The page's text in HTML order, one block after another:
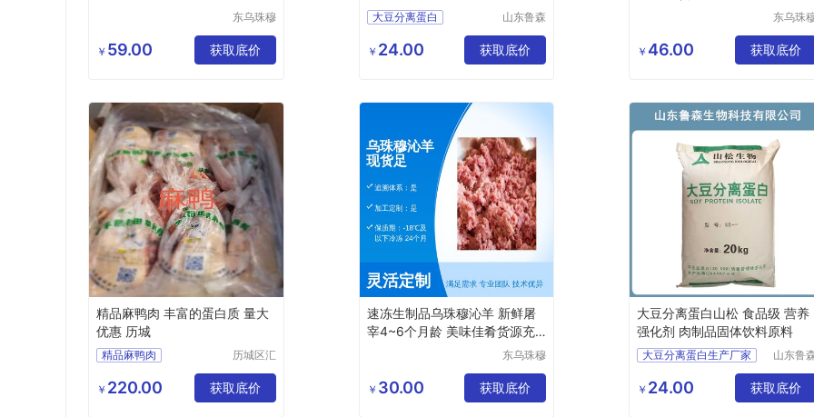
东乌珠穆
商贸有限
公司
￥ 59.00 获取底价
大豆分离蛋白
大豆分离蛋白报价
山东鲁森
有限公司
￥ 24.00 获取底价
东乌珠
商贸有限
公司
￥ 46.00 获取底价
精品麻鸭肉 丰富的蛋白质 量大
优惠 历城
精品麻鸭肉
历城区汇
贸中心
￥ 220.00 获取底价
速冻生制品乌珠穆沁羊 新鲜屠
宰4~6个月龄 美味佳肴货源充
东乌珠穆
商贸有限
公司
￥ 30.00 获取底价
大豆分离蛋白山松 食品级 营养
强化剂 肉制品固体饮料原料
大豆分离蛋白生产厂家
大豆分离蛋白含量
山东鲁
有限公司
￥ 24.00 获取底价